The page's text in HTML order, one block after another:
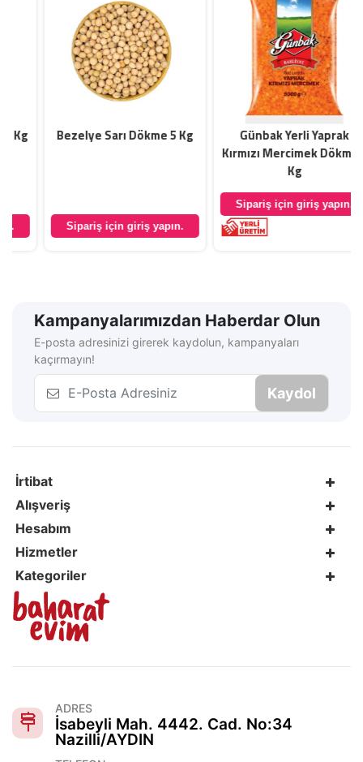
Bezelye Sarı Dökme 5 Kg
Sipariş için giriş yapın.
Günbak Yerli Yaprak
Kırmızı Mercimek Dökme 5
Sipariş için giriş yapın.
Kampanyalarımızdan Haberdar Olun
E-posta adresinizi girerek kaydolun, kampanyaları
kaçırmayın!
Kaydol
İrtibat
Alışveriş
Hesabım
Hizmetler
Kategoriler
ADRES
İsabeyli Mah. 4442. Cad. No:34
Nazilli/AYDIN